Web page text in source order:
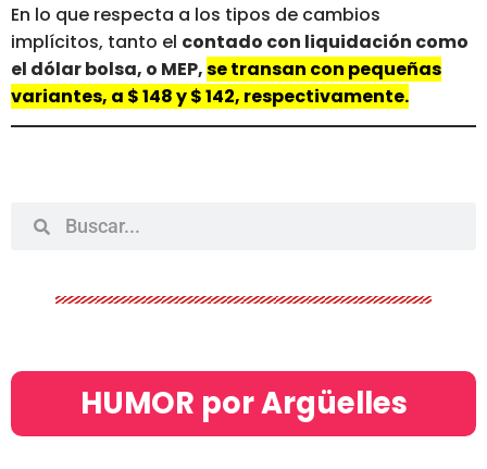
En lo que respecta a los tipos de cambios
implícitos, tanto el contado con liquidación como
el dólar bolsa, o MEP,se transan con pequeñas
variantes, a $ 148 y $ 142, respectivamente.
HUMOR por Argüelles​